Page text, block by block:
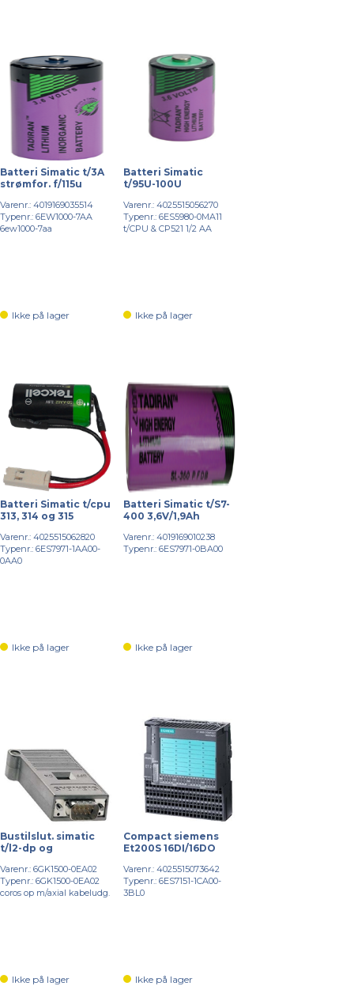
Batteri Simatic t/3A
strømfor. f/115u
Varenr.: 4019169035514
Typenr.: 6EW1000-7AA
6ew1000-7aa
Ikke på lager
Batteri Simatic
t/95U-100U
Varenr.: 4025515056270
Typenr.: 6ES5980-0MA11
t/CPU & CP521 1/2 AA
Ikke på lager
Batteri Simatic t/cpu
313, 314 og 315
Varenr.: 4025515062820
Typenr.: 6ES7971-1AA00-
0AA0
Ikke på lager
Batteri Simatic t/S7-
400 3,6V/1,9Ah
Varenr.: 4019169010238
Typenr.: 6ES7971-0BA00
Ikke på lager
Bustilslut. simatic
t/l2-dp og
Varenr.: 6GK1500-0EA02
Typenr.: 6GK1500-0EA02
coros op m/axial kabeludg.
Ikke på lager
Compact siemens
Et200S 16DI/16DO
Varenr.: 4025515073642
Typenr.: 6ES7151-1CA00-
3BL0
Ikke på lager